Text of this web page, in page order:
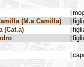
(M.a Camilla)
(Cat.a)